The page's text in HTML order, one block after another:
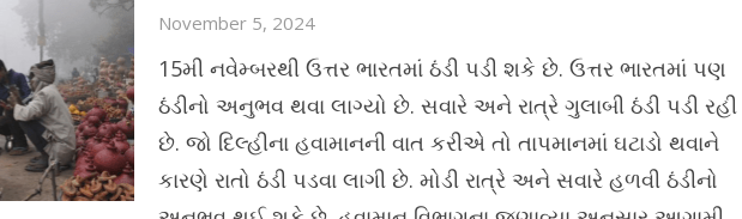
November 5, 2024
15મી નવેમ્બરથી ઉત્તર ભારતમાં ઠંડી પડી શકે છે. ઉત્તર ભારતમાં પણ
ઠંડીનો અનુભવ થવા લાગ્યો છે. સવારે અને રાત્રે ગુલાબી ઠંડી પડી રહી
છે. જો દિલ્હીના હવામાનની વાત કરીએ તો તાપમાનમાં ઘટાડો થવાને
કારણે રાતો ઠંડી પડવા લાગી છે. મોડી રાત્રે અને સવારે હળવી ઠંડીનો